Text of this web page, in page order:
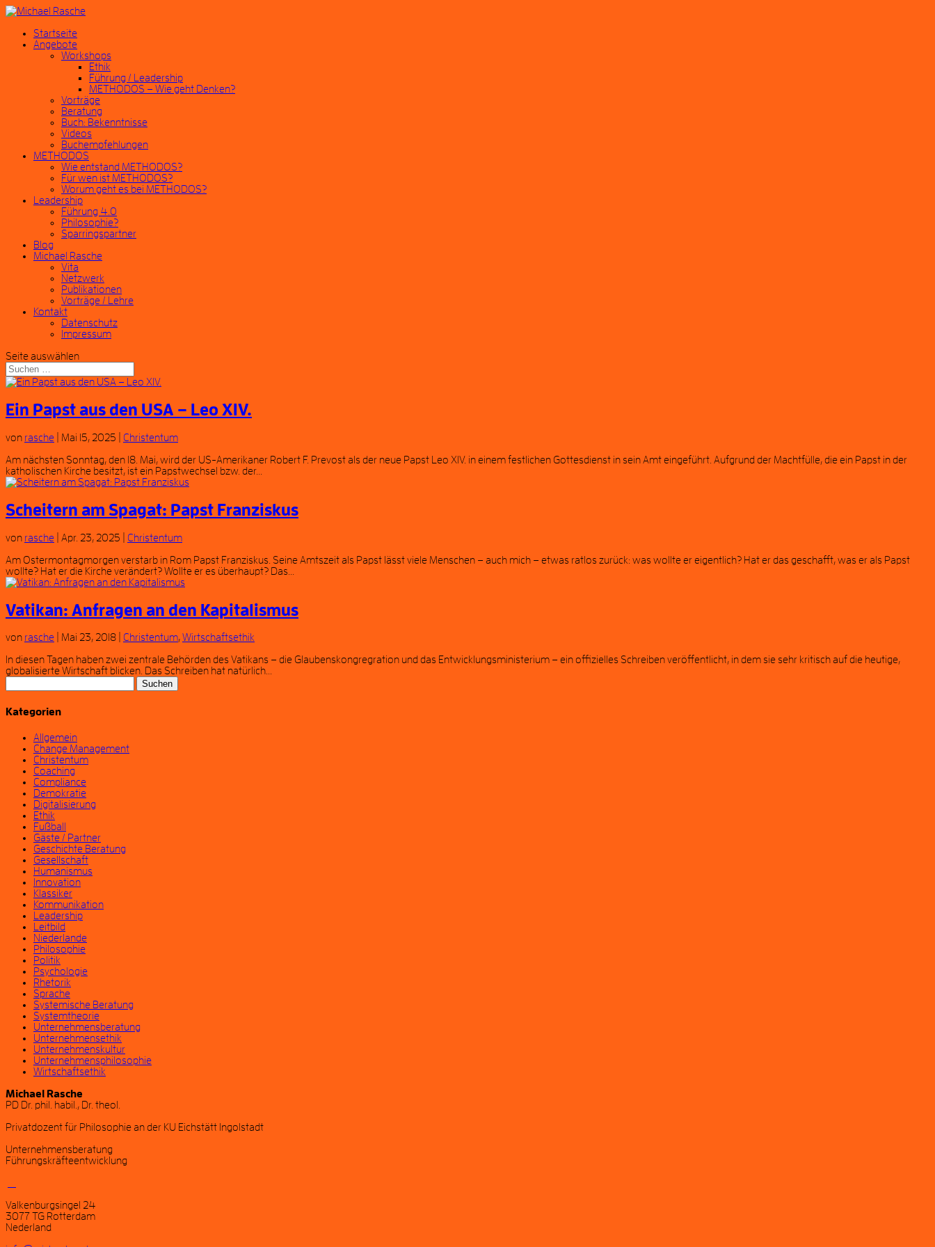
Startseite
Angebote
Workshops
Ethik
Führung / Leadership
METHODOS – Wie geht Denken?
Vorträge
Beratung
Buch: Bekenntnisse
Videos
Buchempfehlungen
METHODOS
Wie entstand METHODOS?
Für wen ist METHODOS?
Worum geht es bei METHODOS?
Leadership
Führung 4.0
Philosophie?
Sparringspartner
Blog
Michael Rasche
Vita
Netzwerk
Publikationen
Vorträge / Lehre
Kontakt
Datenschutz
Impressum
Seite auswählen
Ein Papst aus den USA – Leo XIV.
von rasche Mai 15, 2025
Christentum
Am nächsten Sonntag, den 18. Mai, wird der US-Amerikaner Robert F. Prevost als der neue Papst Leo XIV. in einem festlichen Gottesdienst in sein Amt eingeführt. Aufgrund der Machtfülle, die ein Papst in der
katholischen Kirche besitzt, ist ein Papstwechsel bzw. der...
Scheitern am Spagat: Papst Franziskus
von rasche Apr. 23, 2025
Christentum
Am Ostermontagmorgen verstarb in Rom Papst Franziskus. Seine Amtszeit als Papst lässt viele Menschen – auch mich – etwas ratlos zurück: was wollte er eigentlich? Hat er das geschafft, was er als Papst
wollte? Hat er die Kirche verändert? Wollte er es überhaupt? Das...
Vatikan: Anfragen an den Kapitalismus
von rasche Mai 23, 2018 Christentum,Wirtschaftsethik
In diesen Tagen haben zwei zentrale Behörden des Vatikans – die Glaubenskongregration und das Entwicklungsministerium – ein offizielles Schreiben veröffentlicht, in dem sie sehr kritisch auf die heutige,
globalisierte Wirtschaft blicken. Das Schreiben hat natürlich...
nach:
Kategorien
Allgemein
Change Management
Christentum
Coaching
Compliance
Demokratie
Digitalisierung
Ethik
Fußball
Gäste / Partner
Geschichte Beratung
Gesellschaft
Humanismus
Innovation
Klassiker
Kommunikation
Leadership
Leitbild
Niederlande
Philosophie
Politik
Psychologie
Rhetorik
Sprache
Systemische Beratung
Systemtheorie
Unternehmensberatung
Unternehmensethik
Unternehmenskultur
Unternehmensphilosophie
Wirtschaftsethik
Michael Rasche
PD Dr. phil. habil., Dr. theol.
Privatdozent für Philosophie an der KU Eichstätt Ingolstadt
Unternehmensberatung
Führungskräfteentwicklung
Valkenburgsingel 24
3077 TG Rotterdam
Nederland